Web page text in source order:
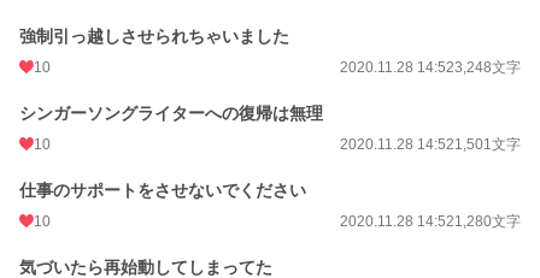
月間ポイント
年間ポイント 5,616 pt (43,392 位)
累計ポイント
強制引っ越しさせられちゃいました
10 2020.11.28 14:523,248文字
シンガーソングライターへの復帰は無理
10 2020.11.28 14:521,501文字
仕事のサポートをさせないでください
10 2020.11.28 14:521,280文字
気づいたら再始動してしまってた